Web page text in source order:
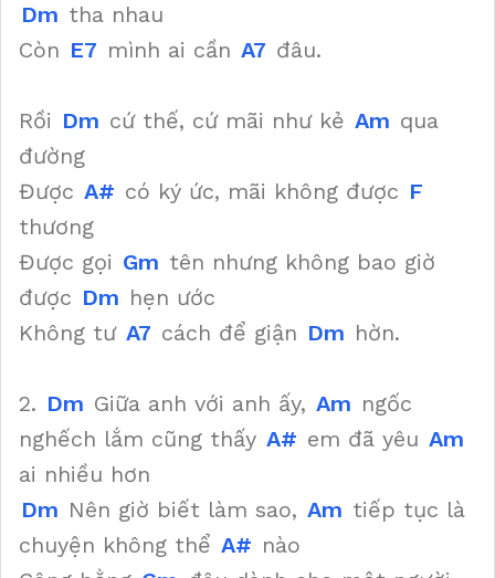
Dm tha nhau
Còn E7 mình ai cần A7 đâu.
Rồi Dm cứ thế, cứ mãi như kẻ Am qua
đường
Được A# có ký ức, mãi không được F
thương
Được gọi Gm tên nhưng không bao giờ
được Dm hẹn ước
Không tư A7 cách để giận Dm hờn.
2. Dm Giữa anh với anh ấy, Am ngốc
nghếch lắm cũng thấy A# em đã yêu Am
ai nhiều hơn
Dm Nên giờ biết làm sao, Am tiếp tục là
chuyện không thể A# nào